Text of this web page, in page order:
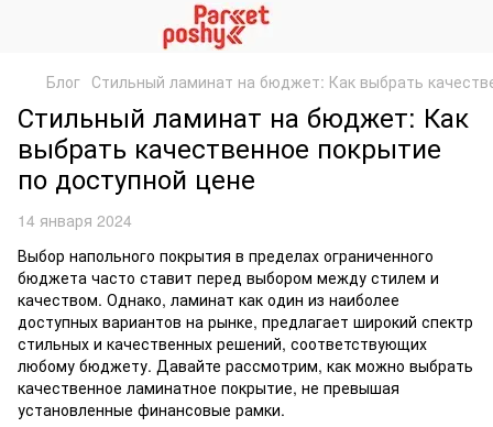
Блог Стильный ламинат на бюджет: Как выбрать
Стильный ламинат на бюджет: Как
выбрать качественное покрытие
по доступной цене
14 января 2024
Выбор напольного покрытия в пределах ограниченного
бюджета часто ставит перед выбором между стилем и
качеством. Однако, ламинат как один из наиболее
доступных вариантов на рынке, предлагает широкий спектр
стильных и качественных решений, соответствующих
любому бюджету. Давайте рассмотрим, как можно выбрать
качественное ламинатное покрытие, не превышая
установленные финансовые рамки.